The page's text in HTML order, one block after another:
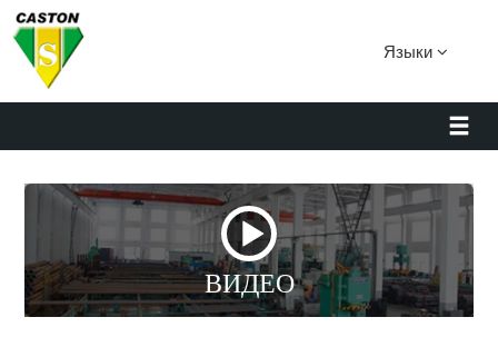
Языки
ВИДЕО